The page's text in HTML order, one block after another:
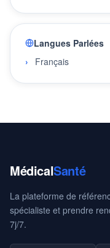
Langues Parlées
Français
MédicalSanté
La plateforme de
spécialiste et prendre
7j/7.